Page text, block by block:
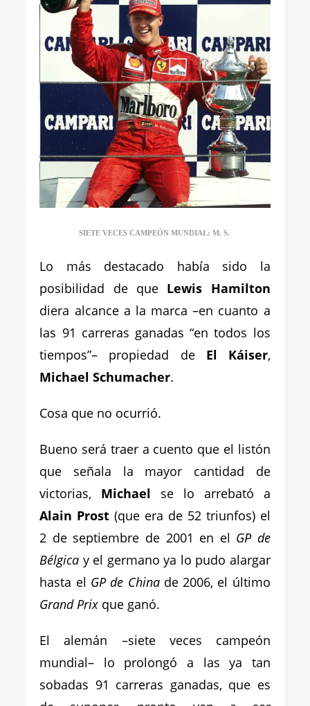
SIETE VECES CAMPEÓN MUNDIAL: M. S.
Lo más destacado había sido la
posibilidad de que Lewis Hamilton
diera alcance a la marca –en cuanto a
las 91 carreras ganadas “en todos los
tiempos”– propiedad de El Káiser,
Michael Schumacher.
Cosa que no ocurrió.
Bueno será traer a cuento que el listón
que señala la mayor cantidad de
victorias, Michael se lo arrebató a
Alain Prost (que era de 52 triunfos) el
2 de septiembre de 2001 en el GP de
Bélgica y el germano ya lo pudo alargar
hasta el GP de Chinade 2006, el último
Grand Prix que ganó.
El alemán –siete veces campeón
mundial– lo prolongó a las ya tan
sobadas 91 carreras ganadas, que es